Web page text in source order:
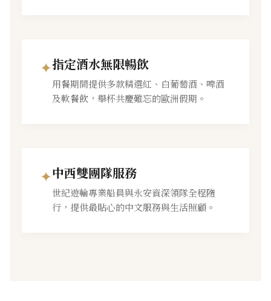
✦指定酒水無限暢飲
用餐期間提供多款精選紅、白葡萄酒、啤酒
及軟餐飲，舉杯共慶難忘的歐洲假期。
✦中西雙團隊服務
世紀遊輪專業船員與永安資深領隊全程隨
行，提供最貼心的中文服務與生活照顧。